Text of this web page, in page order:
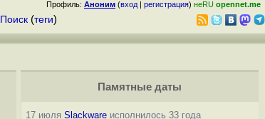
Профиль: Аноним (вход | регистрация) неRU opennet.me
Поиск (теги)
Памятные даты
17 июля Slackwareисполнилось 33 года